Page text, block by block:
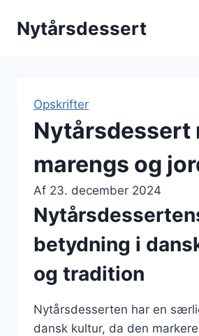
Nytårsdessert
Opskrifter
Nytårsdessert
marengs og
Af 23. december 2024
betydning i
og tradition
Nytårsdesserten har en
dansk kultur, da den